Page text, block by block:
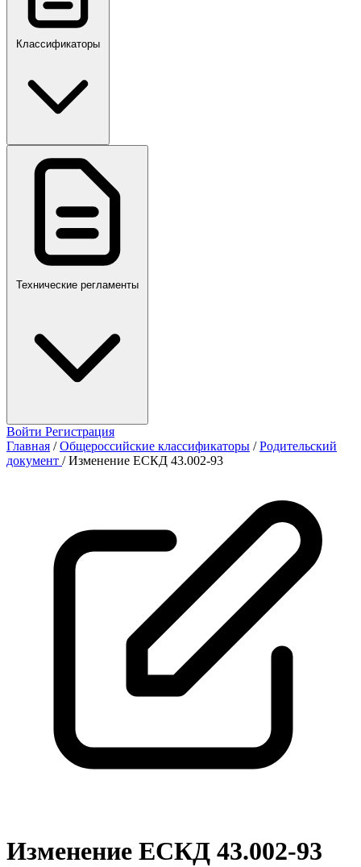
ПР,Р,ПМГ,РМГ
Классификаторы
Технические регламенты
Войти Регистрация
Главная / Общероссийские классификаторы / Родительский
документ / Изменение ЕСКД 43.002-93
Изменение ЕСКД 43.002-93